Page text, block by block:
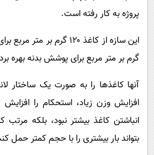
پروژه به کار رفته است.
گرم بر متر مربع برای پوشش بدنه بهره
آنها کاغذها را به صورت یک ساختار
افزایش وزن زیاد، استحکام را
انباشتن کاغذ بیشتر نبود، بلکه مرتب
بتواند بار بیشتری را با حجم کمتر حمل